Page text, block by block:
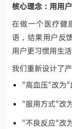
核心理念：用用
在做一个医疗健
语，结果用户反
用户更习惯用生
我们重新设计了
"高血压"改为"
"服用方式"改
"不良反应"改